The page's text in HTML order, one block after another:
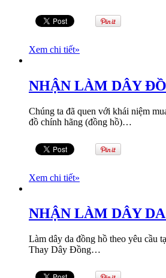
Xem chi tiết»
NHẬN LÀM DÂY
Chúng ta đã quen với khái niệm
đồ chính hãng (đồng hồ)…
Xem chi tiết»
NHẬN LÀM DÂY
Làm dây da đồng hồ theo yêu
Thay Dây Đồng…